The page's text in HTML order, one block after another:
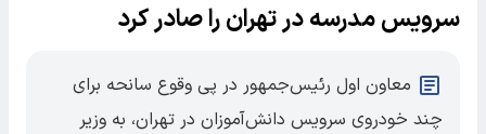
سرویس مدرسه در تهران را صادر کرد
معاون اول رئیس‌جمهور در پی وقوع سانحه برای
چند خودروی سرویس دانش‌آموزان در تهران، به وزیر